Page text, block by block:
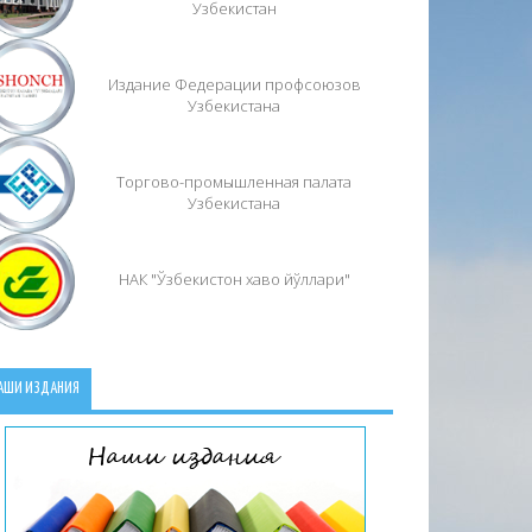
Узбекистан
Издание Федерации профсоюзов
Узбекистана
Торгово-промышленная палата
Узбекистана
НАК "Ўзбекистон хаво йўллари"
ИЗДАНИЯ